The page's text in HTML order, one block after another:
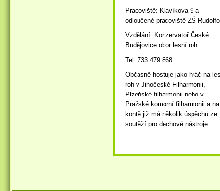
Pracoviště: Klavíkova 9 a
odloučené pracoviště ZŠ
Vzdělání: Konzervatoř České
Budějovice obor lesní roh
Tel: 733 479 868
Občasně hostuje jako hráč na
roh v Jihočeské Filharmonii,
Plzeňské filharmonii nebo v
Pražské komorní filharmonii a na
kontě již má několik úspěchů ze
soutěží pro dechové nástroje